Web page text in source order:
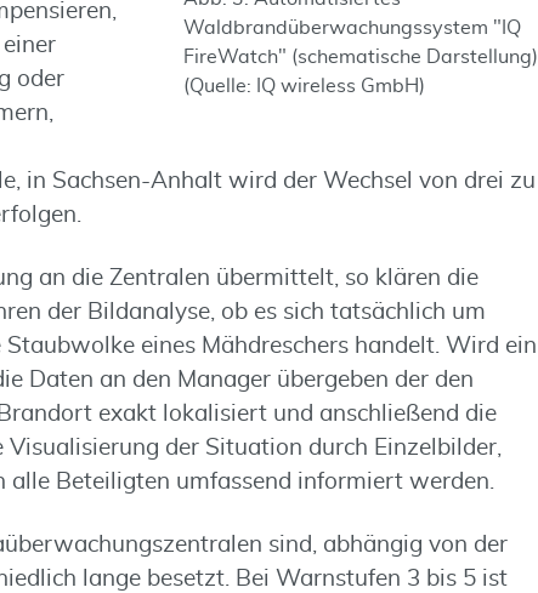
Waldbrandüberwachungssystem "IQ
FireWatch" (schematische Darstellung).
(Quelle: IQ wireless GmbH)
oder
in Sachsen-Anhalt wird der Wechsel von drei zu
an die Zentralen übermittelt, so klären die
der Bildanalyse, ob es sich tatsächlich um
eines Mähdreschers handelt. Wird ein
Daten an den Manager übergeben der den
exakt lokalisiert und anschließend die
der Situation durch Einzelbilder,
alle Beteiligten umfassend informiert werden.
sind, abhängig von der
lange besetzt. Bei Warnstufen 3 bis 5 ist